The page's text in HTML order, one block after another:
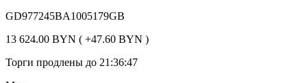
GD977245BA1005179GB
13 624.00 BYN ( +47.60 BYN )
Торги продлены до 21:36:47